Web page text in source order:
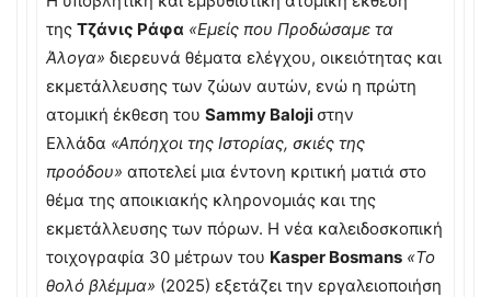
της Τζάνις Ράφα «Εμείς που Προδώσαμε τα
Άλογα» διερευνά θέματα ελέγχου, οικειότητας και
εκμετάλλευσης των ζώων αυτών, ενώ η πρώτη
ατομική έκθεση του Sammy Baloji στην
Ελλάδα «Απόηχοι της Ιστορίας, σκιές της
προόδου» αποτελεί μια έντονη κριτική ματιά στο
θέμα της αποικιακής κληρονομιάς και της
εκμετάλλευσης των πόρων. Η νέα καλειδοσκοπική
τοιχογραφία 30 μέτρων του Kasper Bosmans «Το
θολό βλέμμα» (2025) εξετάζει την εργαλειοποιήση